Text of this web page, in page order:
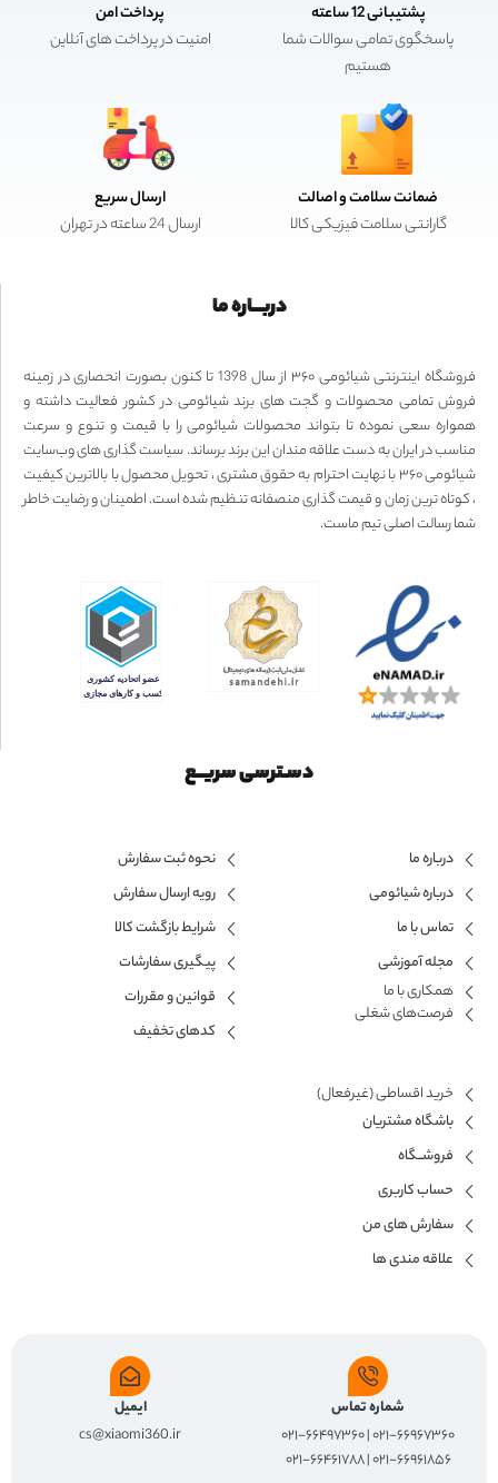
پشتیبانی 12 ساعته
پاسخگوی تمامی سوالات شما
هستیم
پرداخت امن
امنیت در پرداخت های آنلاین
ضمانت سلامت و اصالت
گارانتی سلامت فیزیکی کالا
ارسال سریع
ارسال 24 ساعته در تهران
دربـــاره ما
فروشگاه اینترنتی شیائومی ۳۶۰ از سال 1398 تا کنون بصورت انحصاری در زمینه
فروش تمامی محصولات و گجت های برند شیائومی در کشور فعالیت داشته و
همواره سعی نموده تا بتواند محصولات شیائومی را با قیمت و تنوع و سرعت
مناسب در ایران به دست علاقه مندان این برند برساند. سیاست گذاری های وب‌سایت
شیائومی ۳۶۰ با نهایت احترام به حقوق مشتری ، تحویل محصول با بالاترین کیفیت
، کوتاه ترین زمان و قیمت گذاری منصفانه تنظیم شده است. اطمینان و رضایت خاطر
شما رسالت اصلی تیم ماست.
دسـترسی سریــع
درباره ما
درباره شیائومی
تماس با ما
مجله آموزشی
همکاری با ما​
فرصت‌های شغلی
نحوه ثبت سفارش
رویه ارسال سفارش
شرایط بازگشت کالا
پیگیری سفارشات
قوانین و مقررات
کدهای تخفیف
خرید اقساطی (غیرفعال)
باشگاه مشتریان
فروشــگاه
حساب کاربری
سفارش های من
علاقه مندی ها
شماره تماس
۰۲۱-۶۶۹۶۷۳۶۰ | ۰۲۱-۶۶۴۹۷۳۶۰
۰۲۱-۶۶۹۶۱۸۵۶ | ۰۲۱-۶۶۴۶۱۷۸۸
ایمیل
cs@xiaomi360.ir